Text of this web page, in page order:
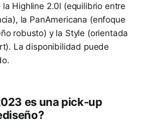
Highline 2.0l (equilibrio entre
la PanAmericana (enfoque
robusto) y la Style (orientada
La disponibilidad puede
es una pick-up